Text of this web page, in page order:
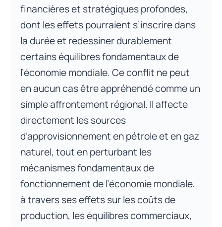
financières et stratégiques profondes,
dont les effets pourraient s’inscrire dans
la durée et redessiner durablement
certains équilibres fondamentaux de
l’économie mondiale. Ce conflit ne peut
en aucun cas être appréhendé comme un
simple affrontement régional. Il affecte
directement les sources
d’approvisionnement en pétrole et en gaz
naturel, tout en perturbant les
mécanismes fondamentaux de
fonctionnement de l’économie mondiale,
à travers ses effets sur les coûts de
production, les équilibres commerciaux,